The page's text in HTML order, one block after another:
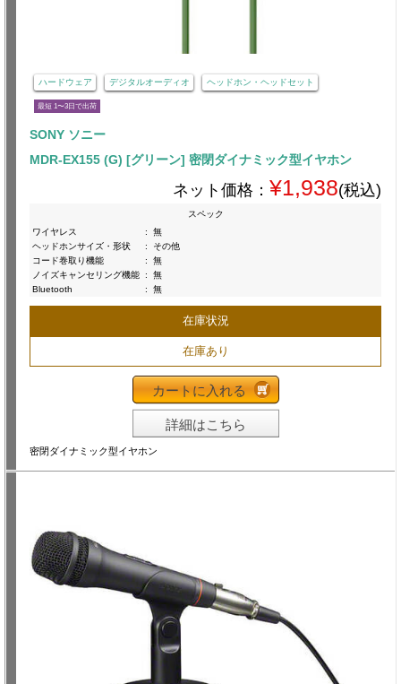
ハードウェア デジタルオーディオ ヘッドホン・ヘッドセット
最短 1〜3日で出荷
SONY ソニー
MDR-EX155 (G) [グリーン] 密閉ダイナミック型イヤホン
ネット価格： ¥1,938(税込)
スペック
ワイヤレス
:
無
ヘッドホンサイズ・形状
:
その他
コード巻取り機能
:
無
ノイズキャンセリング機能 :
無
Bluetooth
: 無
在庫状況
在庫あり
カートに入れる
詳細はこちら
密閉ダイナミック型イヤホン